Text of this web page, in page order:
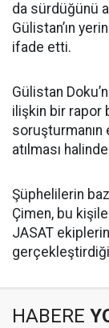
da sürdüğünü
Gülistan’ın
ifade etti.
Gülistan
ilişkin bir rapor
soruşturmanın
atılması
Şüphelilerin
Çimen, bu
JASAT
HABERE